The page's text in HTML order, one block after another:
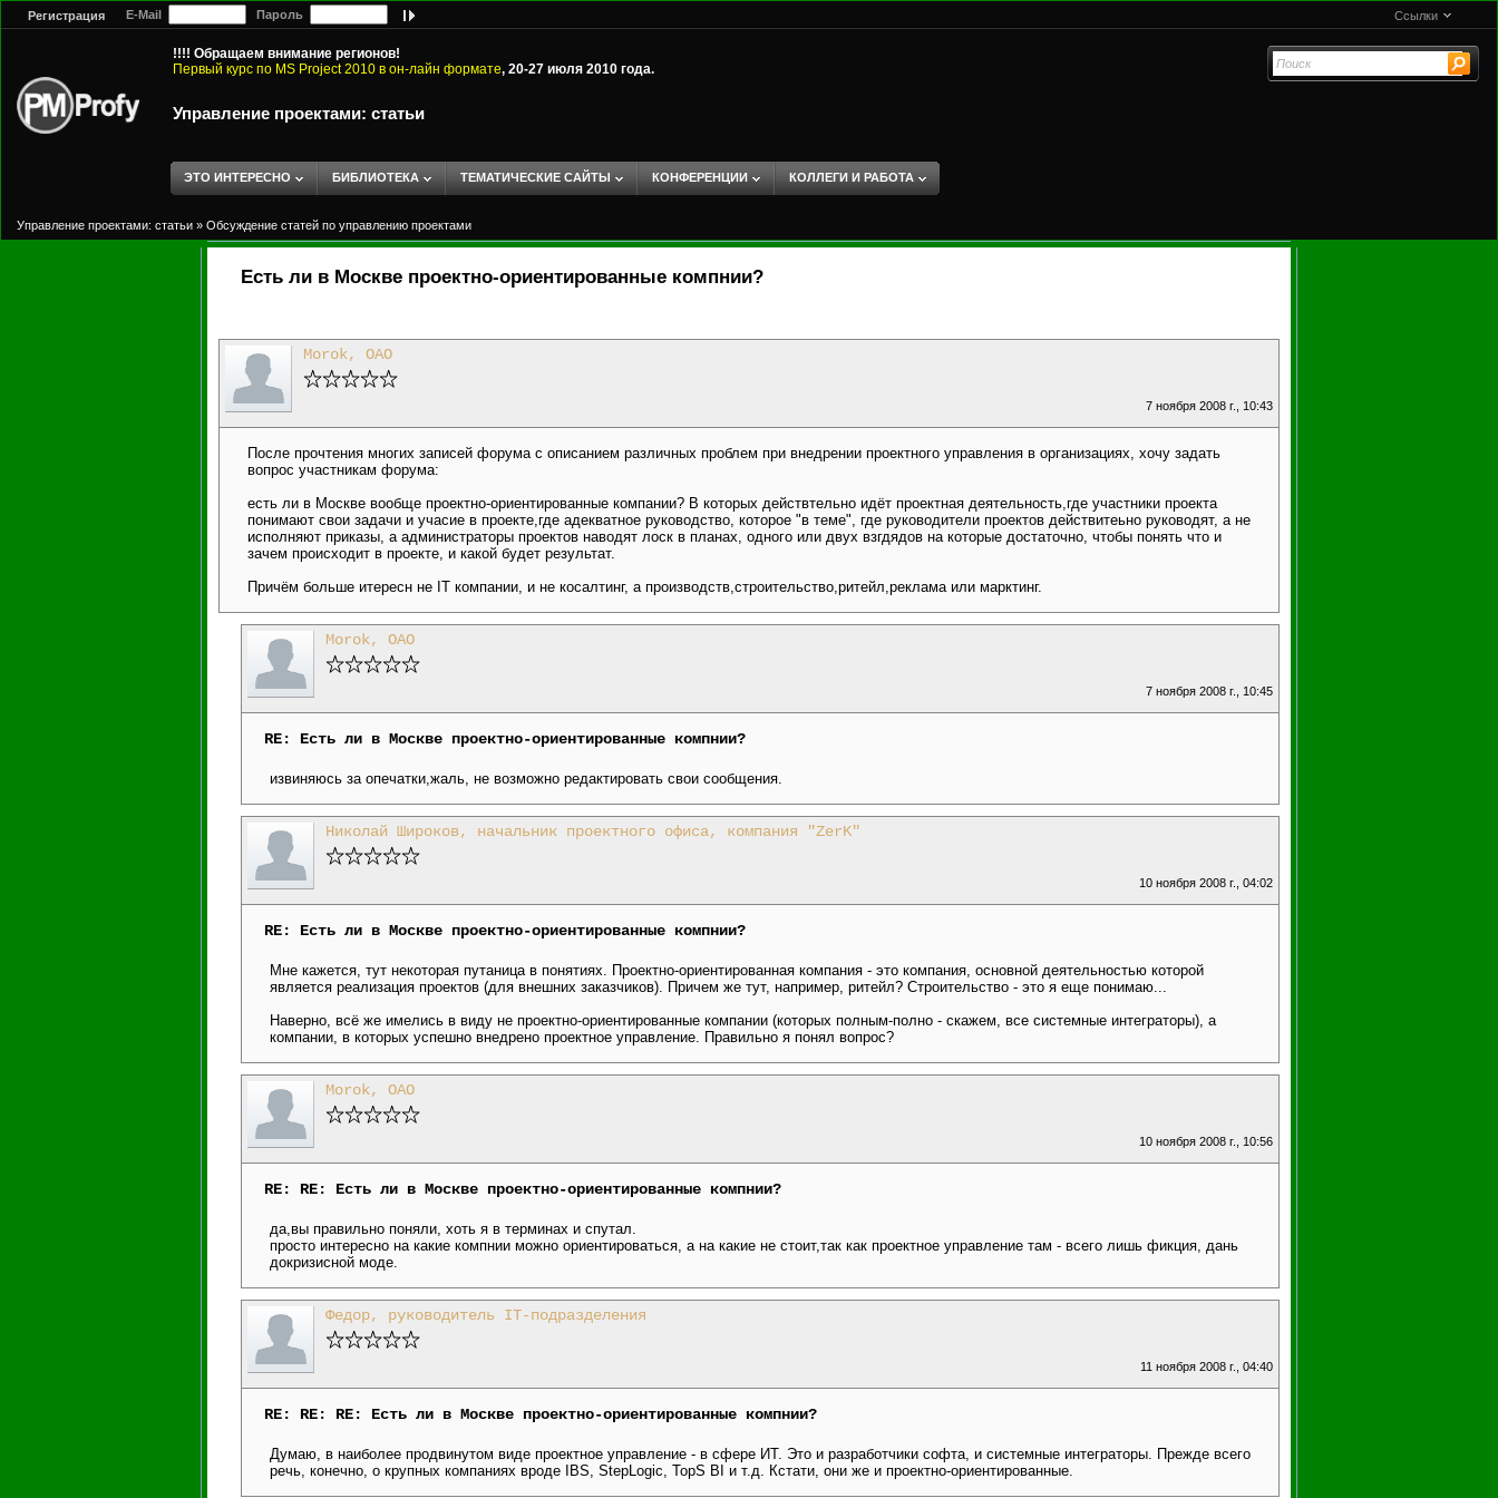
Регистрация E-Mail Пароль Ссылки
!!!! Обращаем внимание регионов!
Первый курс по MS Project 2010 в он-лайн формате, 20-27 июля 2010 года.
Управление проектами: статьи
ЭТО ИНТЕРЕСНО БИБЛИОТЕКА ТЕМАТИЧЕСКИЕ САЙТЫ КОНФЕРЕНЦИИ КОЛЛЕГИ И РАБОТА
Управление проектами: статьи » Обсуждение статей по управлению проектами
Есть ли в Москве проектно-ориентированные компнии?
Morok, ОАО
7 ноября 2008 г., 10:43
После прочтения многих записей форума с описанием различных проблем при внедрении проектного управления в организациях, хочу задать
вопрос участникам форума:
есть ли в Москве вообще проектно-ориентированные компании? В которых действтельно идёт проектная деятельность,где участники проекта
понимают свои задачи и учасие в проекте,где адекватное руководство, которое "в теме", где руководители проектов действитеьно руководят, а не
исполняют приказы, а администраторы проектов наводят лоск в планах, одного или двух взгдядов на которые достаточно, чтобы понять что и
зачем происходит в проекте, и какой будет результат.
Причём больше итересн не IT компании, и не косалтинг, а производств,строительство,ритейл,реклама или марктинг.
Morok, ОАО
7 ноября 2008 г., 10:45
RE: Есть ли в Москве проектно-ориентированные компнии?
извиняюсь за опечатки,жаль, не возможно редактировать свои сообщения.
Николай Широков, начальник проектного офиса, компания "ZerK"
10 ноября 2008 г., 04:02
RE: Есть ли в Москве проектно-ориентированные компнии?
Мне кажется, тут некоторая путаница в понятиях. Проектно-ориентированная компания - это компания, основной деятельностью которой
является реализация проектов (для внешних заказчиков). Причем же тут, например, ритейл? Строительство - это я еще понимаю...
Наверно, всё же имелись в виду не проектно-ориентированные компании (которых полным-полно - скажем, все системные интеграторы), а
компании, в которых успешно внедрено проектное управление. Правильно я понял вопрос?
Morok, ОАО
10 ноября 2008 г., 10:56
RE: RE: Есть ли в Москве проектно-ориентированные компнии?
да,вы правильно поняли, хоть я в терминах и спутал.
просто интересно на какие компнии можно ориентироваться, а на какие не стоит,так как проектное управление там - всего лишь фикция, дань
докризисной моде.
Федор, руководитель IT-подразделения
11 ноября 2008 г., 04:40
RE: RE: RE: Есть ли в Москве проектно-ориентированные компнии?
Думаю, в наиболее продвинутом виде проектное управление - в сфере ИТ. Это и разработчики софта, и системные интеграторы. Прежде всего
речь, конечно, о крупных компаниях вроде IBS, StepLogic, TopS BI и т.д. Кстати, они же и проектно-ориентированные.